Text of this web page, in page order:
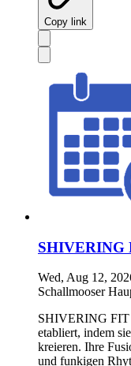
Copy link
SHIVERING
Wed, Aug 12,
Schallmooser
SHIVERING FIT
etabliert, indem
kreieren. Ihre
und funkigen